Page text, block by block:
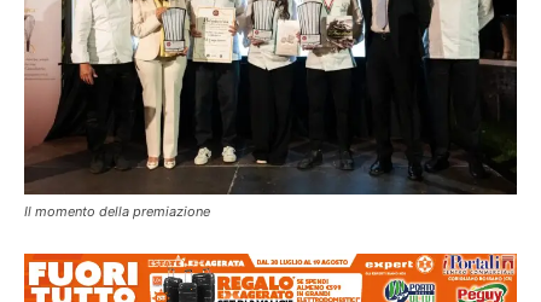
Il momento della premiazione